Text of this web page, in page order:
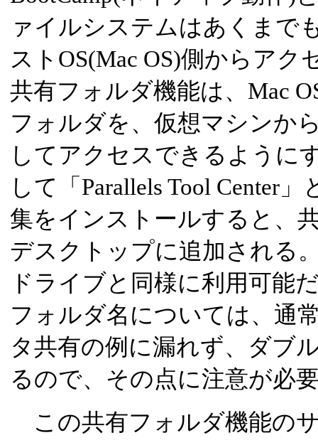
ァイルシステムはあくまで
ストOS(Mac OS)側からア
共有フォルダ機能は、Mac
フォルダを、仮想マシンか
してアクセスできるように
して「Parallels Tool Center
集をインストールすると、
デスクトップに追加される
ドライブと同様に利用可能
フォルダ名については、通
タ共有の例に漏れず、ダブ
るので、その点に注意が必
この共有フォルダ機能の